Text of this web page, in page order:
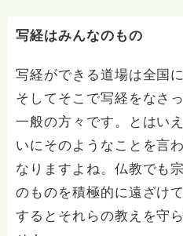
写経はみんなのもの
写経ができる道場は全国
そしてそこで写経をなさ
一般の方々です。とはい
いにそのようなことを言
なりますよね。仏教でも
のものを積極的に遠ざけ
するとそれらの教えを守